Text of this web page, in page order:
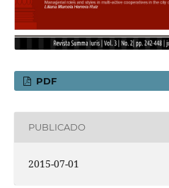
PDF
PUBLICADO
2015-07-01